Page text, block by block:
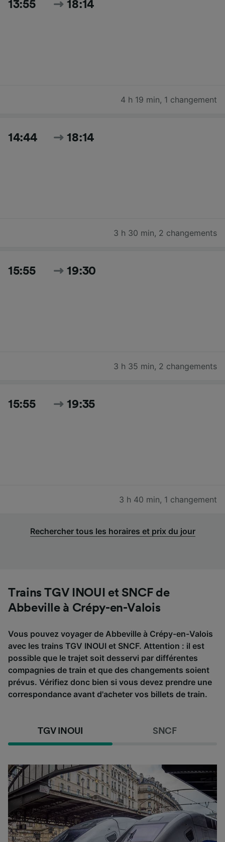
13:55 18:14
4 h 19 min, 1 changement
14:44 18:14
3 h 30 min, 2 changements
15:55 19:30
3 h 35 min, 2 changements
15:55 19:35
3 h 40 min, 1 changement
Rechercher tous les horaires et prix du jour
Trains TGV INOUI et SNCF de
Abbeville à Crépy-en-Valois
Vous pouvez voyager de Abbeville à Crépy-en-Valois
avec les trains TGV INOUI et SNCF. Attention : il est
possible que le trajet soit desservi par différentes
compagnies de train et que des changements soient
prévus. Vérifiez donc bien si vous devez prendre une
correspondance avant d'acheter vos billets de train.
TGV INOUI SNCF